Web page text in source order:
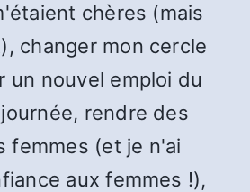
chères (mais
changer mon cercle
un nouvel emploi du
rendre des
femmes (et je n'ai
aux femmes !),